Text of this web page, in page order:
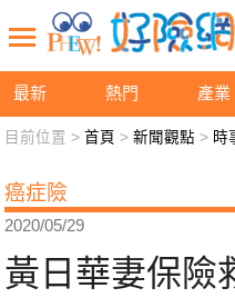
最新 熱門 產業
新聞觀點 業務交流
退休先準備 好險學堂
目前位置 >首頁 >新聞觀點 > 時
癌症險
2020/05/29
黃日華妻保